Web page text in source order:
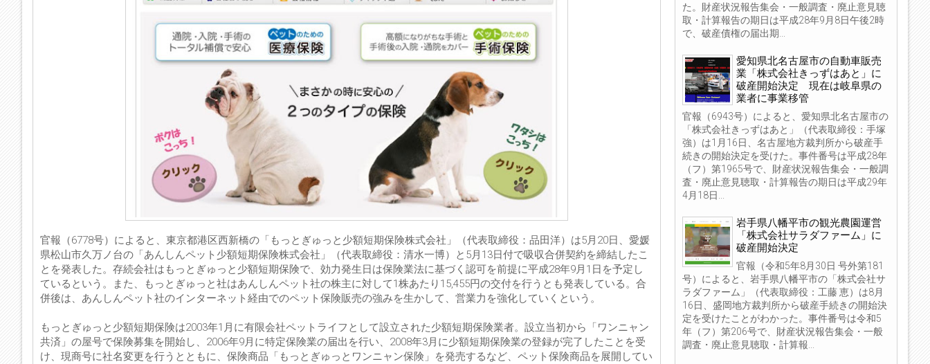
官報（6778号）によると、東京都港区西新橋の「もっとぎゅっと少額短期保険株式会社」（代表取締役：品田洋）は5月20日、愛媛
県松山市久万ノ台の「あんしんペット少額短期保険株式会社」（代表取締役：清水一博）と5月13日付で吸収合併契約を締結したこ
とを発表した。存続会社はもっとぎゅっと少額短期保険で、効力発生日は保険業法に基づく認可を前提に平成28年9月1日を予定し
ているという。また、もっとぎゅっと社はあんしんペット社の株主に対して1株あたり15,455円の交付を行うとも発表している。合
併後は、あんしんペット社のインターネット経由でのペット保険販売の強みを生かして、営業力を強化していくという。
もっとぎゅっと少額短期保険は2003年1月に有限会社ペットライフとして設立された少額短期保険業者。設立当初から「ワンニャン
共済」の屋号で保険募集を開始し、2006年9月に特定保険業の届出を行い、2008年3月に少額短期保険業の登録が完了したことを受
け、現商号に社名変更を行うとともに、保険商品「もっとぎゅっとワンニャン保険」を発売するなど、ペット保険商品を展開してい
た。財産状況報告集会・一般調査・廃止意見聴
取・計算報告の期日は平成28年9月8日午後2時
で、破産債権の届出期...
愛知県北名古屋市の自動車販売
業「株式会社きっずはあと」に
破産開始決定 現在は岐阜県の
業者に事業移管
官報（6943号）によると、愛知県北名古屋市の
「株式会社きっずはあと」（代表取締役：手塚
強）は1月16日、名古屋地方裁判所から破産手
続きの開始決定を受けた。事件番号は平成28年
（フ）第1965号で、財産状況報告集会・一般調
査・廃止意見聴取・計算報告の期日は平成29年
4月18日...
岩手県八幡平市の観光農園運営
「株式会社サラダファーム」に
破産開始決定
官報（令和5年8月30日 号外第181
号）によると、岩手県八幡平市の「株式会社サ
ラダファーム」（代表取締役：工藤 恵）は8月
16日、盛岡地方裁判所から破産手続きの開始決
定を受けたことがわかった。事件番号は令和5
年（フ）第206号で、財産状況報告集会・一般
調査・廃止意見聴取・計算報...